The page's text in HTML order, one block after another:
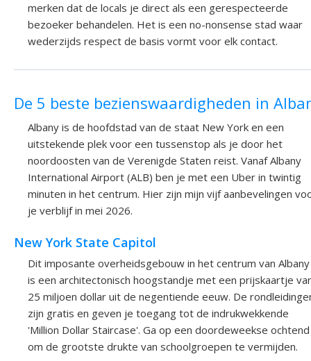
merken dat de locals je direct als een gerespecteerde
bezoeker behandelen. Het is een no-nonsense stad waar
wederzijds respect de basis vormt voor elk contact.
De 5 beste bezienswaardigheden in
Albany is de hoofdstad van de staat New York en een
uitstekende plek voor een tussenstop als je door het
noordoosten van de Verenigde Staten reist. Vanaf Albany
International Airport (ALB) ben je met een Uber in twintig
minuten in het centrum. Hier zijn mijn vijf aanbevelingen
je verblijf in mei 2026.
New York State Capitol
Dit imposante overheidsgebouw in het centrum van Albany
is een architectonisch hoogstandje met een prijskaartje
25 miljoen dollar uit de negentiende eeuw. De
zijn gratis en geven je toegang tot de indrukwekkende
'Million Dollar Staircase'. Ga op een doordeweekse ochtend
om de grootste drukte van schoolgroepen te vermijden.